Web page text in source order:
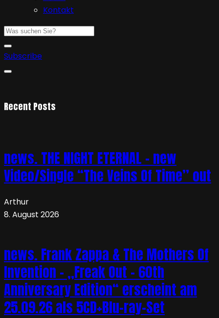
Kontakt
Subscribe
Recent Posts
news. THE NIGHT ETERNAL – new
Video/Single “The Veins Of Time” out
Arthur
8. August 2026
news. Frank Zappa & The Mothers Of
Invention – „Freak Out – 60th
Anniversary Edition“ erscheint am
25.09.26 als 5CD+Blu-ray-Set